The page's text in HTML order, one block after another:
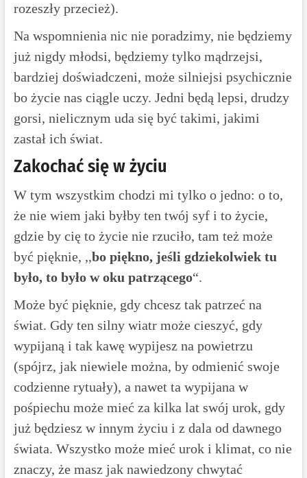
rozeszły przecież).
Na wspomnienia nic nie poradzimy, nie będziemy
już nigdy młodsi, będziemy tylko mądrzejsi,
bardziej doświadczeni, może silniejsi psychicznie
bo życie nas ciągle uczy. Jedni będą lepsi, drudzy
gorsi, nielicznym uda się być takimi, jakimi
zastał ich świat.
Zakochać się w życiu
W tym wszystkim chodzi mi tylko o jedno: o to,
że nie wiem jaki byłby ten twój syf i to życie,
gdzie by cię to życie nie rzuciło, tam też może
być pięknie, ,,bo piękno, jeśli gdziekolwiek tu
było, to było w oku patrzącego“.
Może być pięknie, gdy chcesz tak patrzeć na
świat. Gdy ten silny wiatr może cieszyć, gdy
wypijaną i tak kawę wypijesz na powietrzu
(spójrz, jak niewiele można, by odmienić swoje
codzienne rytuały), a nawet ta wypijana w
pośpiechu może mieć za kilka lat swój urok, gdy
już będziesz w innym życiu i z dala od dawnego
świata. Wszystko może mieć urok i klimat, co nie
znaczy, że masz jak nawiedzony chwytać